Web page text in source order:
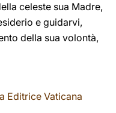
celeste sua Madre,
e guidarvi,
della sua volontà,
Editrice Vaticana